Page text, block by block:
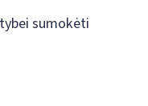
sumokėti